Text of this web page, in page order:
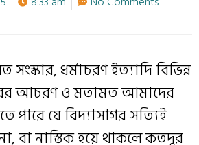
ধর্মাচরণ ইত্যাদি বিভিন্ন
আচরণ ও মতামত আমাদের
পারে যে বিদ্যাসাগর সত্যিই
বা নাস্তিক হয়ে থাকলে কতদূর